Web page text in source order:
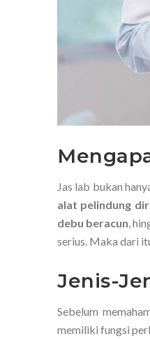
Jas lab bukan
alat pelindung
debu beracun,
serius. Maka dari
Jenis-
Sebelum
memiliki fungsi